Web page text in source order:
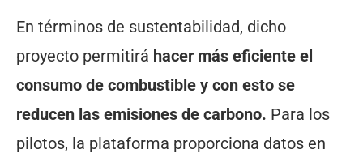
En términos de sustentabilidad, dicho
proyecto permitirá hacer más eficiente el
consumo de combustible y con esto se
reducen las emisiones de carbono. Para los
pilotos, la plataforma proporciona datos en